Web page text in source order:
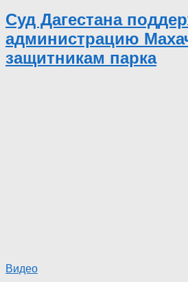
Суд Дагестана
администрацию
защитникам парка
Видео